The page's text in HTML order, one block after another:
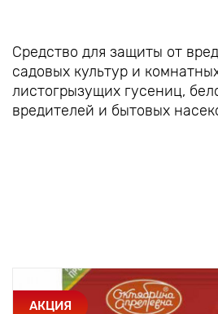
Средство для защиты от
садовых культур и
листогрызущих гусениц,
вредителей и бытовых
АКЦИЯ